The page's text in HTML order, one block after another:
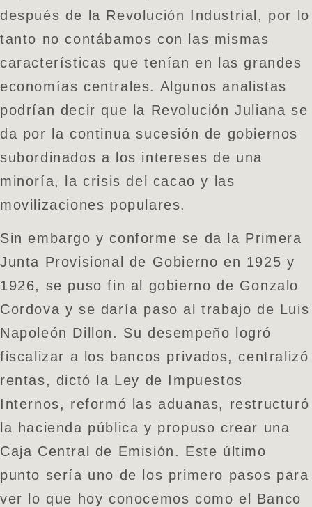
después de la Revolución Industrial, por lo
tanto no contábamos con las mismas
características que tenían en las grandes
economías centrales. Algunos analistas
podrían decir que la Revolución Juliana se
da por la continua sucesión de gobiernos
subordinados a los intereses de una
minoría, la crisis del cacao y las
movilizaciones populares.
Sin embargo y conforme se da la Primera
Junta Provisional de Gobierno en 1925 y
1926, se puso fin al gobierno de Gonzalo
Cordova y se daría paso al trabajo de Luis
Napoleón Dillon. Su desempeño logró
fiscalizar a los bancos privados, centralizó
rentas, dictó la Ley de Impuestos
Internos, reformó las aduanas, restructuró
la hacienda pública y propuso crear una
Caja Central de Emisión. Este último
punto sería uno de los primero pasos para
ver lo que hoy conocemos como el Banco